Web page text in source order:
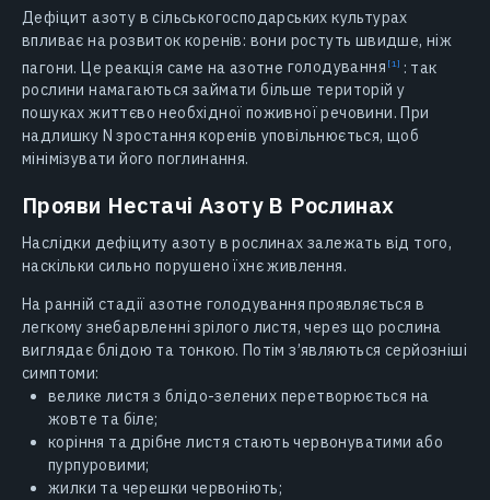
Дефіцит азоту в сільськогосподарських культурах
впливає на розвиток коренів: вони ростуть швидше, ніж
пагони. Це реакція саме на азотне голодування
: так
рослини намагаються займати більше територій у
пошуках життєво необхідної поживної речовини. При
надлишку N зростання коренів уповільнюється, щоб
мінімізувати його поглинання.
Прояви Нестачі Азоту В Рослинах
Наслідки дефіциту азоту в рослинах залежать від того,
наскільки сильно порушено їхнє живлення.
На ранній стадії азотне голодування проявляється в
легкому знебарвленні зрілого листя, через що рослина
виглядає блідою та тонкою. Потім з’являються серйозніші
симптоми:
велике листя з блідо-зелених перетворюється на
жовте та біле;
коріння та дрібне листя стають червонуватими або
пурпуровими;
жилки та черешки червоніють;